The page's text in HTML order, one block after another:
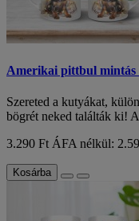
Amerikai pittbul mintás
Szereted a kutyákat,
bögrét neked találták ki!
3.290 Ft ÁFA nélkül:
Kosárba